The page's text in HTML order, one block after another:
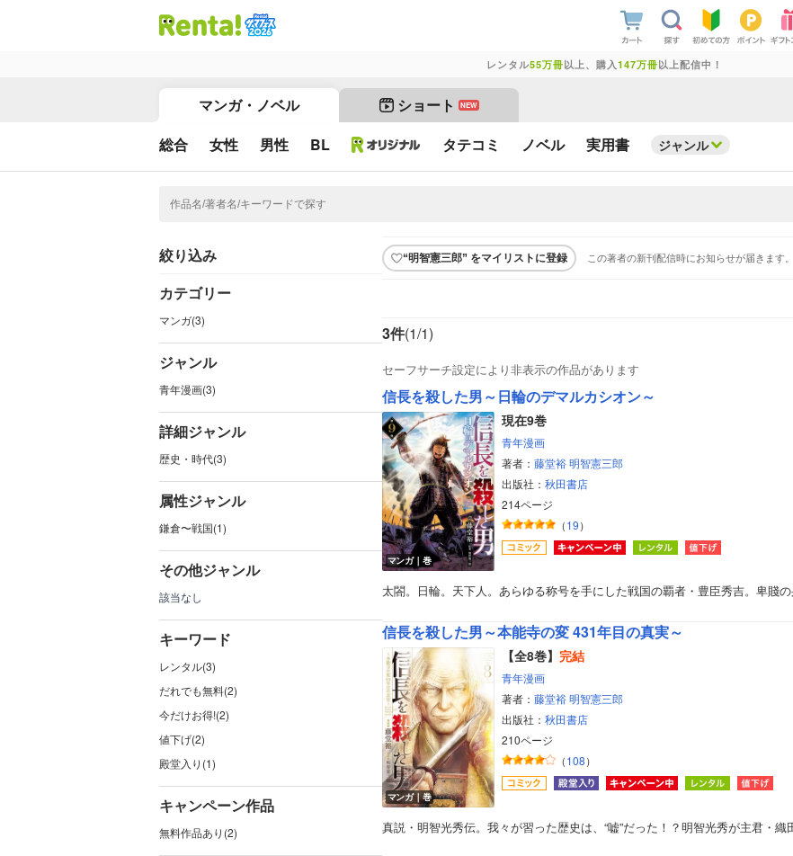
レンタル55万冊以上、購入 147万冊以上配信中！
マンガ・ノベル ショート NEW
総合 女性 男性 BL タテコミ ノベル 実用書 ジャンル
絞り込み
カテゴリー
マンガ(3)
ジャンル
青年漫画(3)
詳細ジャンル
歴史・時代(3)
属性ジャンル
鎌倉〜戦国(1)
その他ジャンル
該当なし
キーワード
レンタル(3)
だれでも無料(2)
今だけお得!(2)
値下げ(2)
殿堂入り(1)
キャンペーン作品
無料作品あり(2)
“明智憲三郎” をマイリストに登録 この著者の新刊配信時にお知らせが届きます。
3件(1/1)
セーフサーチ設定により非表示の作品があります
信長を殺した男～日輪のデマルカシオン～
マンガ｜巻
現在9巻
青年漫画
著者： 藤堂裕 明智憲三郎
出版社： 秋田書店
214ページ
（19）
太閤。日輪。天下人。あらゆる称号を手にした戦国の覇者・豊臣秀吉。卑賤
信長を殺した男～本能寺の変 431年目の真実～
マンガ｜巻
【全8巻】 完結
青年漫画
著者： 藤堂裕 明智憲三郎
出版社： 秋田書店
210ページ
（108）
真説・明智光秀伝。我々が習った歴史は、“嘘”だった！？明智光秀が主君・